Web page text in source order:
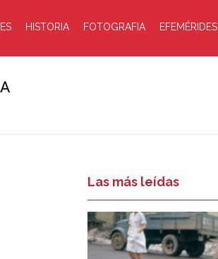
HISTORIA FOTOGRAFIA EFEMÉRIDES
Las más leídas